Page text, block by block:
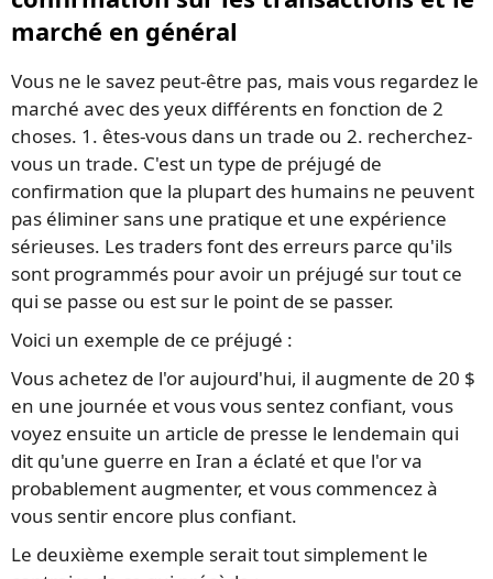
marché en général
Vous ne le savez peut-être pas, mais vous regardez le
marché avec des yeux différents en fonction de 2
choses. 1. êtes-vous dans un trade ou 2. recherchez-
vous un trade. C'est un type de préjugé de
confirmation que la plupart des humains ne peuvent
pas éliminer sans une pratique et une expérience
sérieuses. Les traders font des erreurs parce qu'ils
sont programmés pour avoir un préjugé sur tout ce
qui se passe ou est sur le point de se passer.
Voici un exemple de ce préjugé :
Vous achetez de l'or aujourd'hui, il augmente de 20 $
en une journée et vous vous sentez confiant, vous
voyez ensuite un article de presse le lendemain qui
dit qu'une guerre en Iran a éclaté et que l'or va
probablement augmenter, et vous commencez à
vous sentir encore plus confiant.
Le deuxième exemple serait tout simplement le